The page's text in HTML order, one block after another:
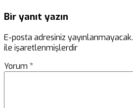
Bir yanıt yazın
E-posta adresiniz yayınlanmayacak.
ile işaretlenmişlerdir
Yorum *